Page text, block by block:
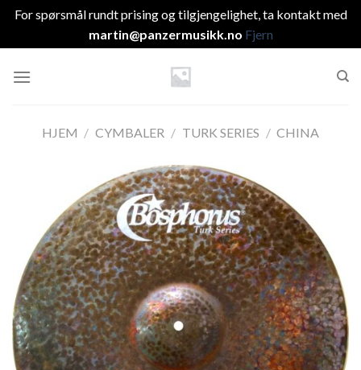
For spørsmål rundt prising og tilgjengelighet, ta kontakt med
martin@panzermusikk.no Fjern
HJEM / CYMBALER / TURK SERIES / CHINA